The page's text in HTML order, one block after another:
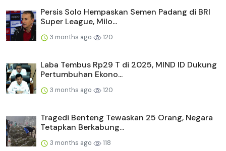
Persis Solo Hempaskan Semen Padang di BRI
Super League, Milo...
3 months ago 120
Laba Tembus Rp29 T di 2025, MIND ID Dukung
Pertumbuhan Ekono...
3 months ago 120
Tragedi Benteng Tewaskan 25 Orang, Negara
Tetapkan Berkabung...
3 months ago 118